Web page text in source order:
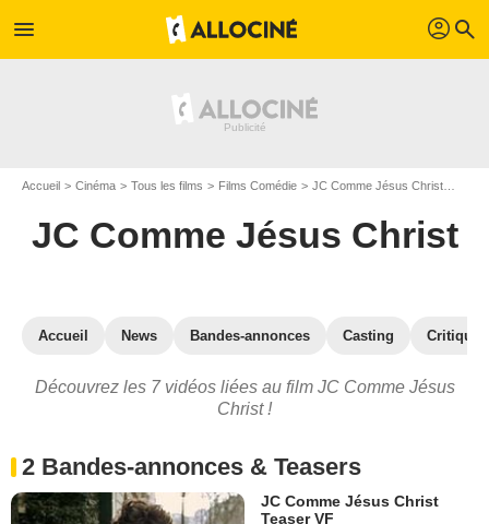
menu profil search
Accueil Cinéma Tous les films Films Comédie JC Comme Jésus Christ
JC Comme Jésus Christ
Accueil News Bandes-annonces Casting
Découvrez les 7 vidéos liées au film JC Comme Jésus
Christ !
2 Bandes-annonces & Teasers
JC Comme Jésus Christ
Teaser VF